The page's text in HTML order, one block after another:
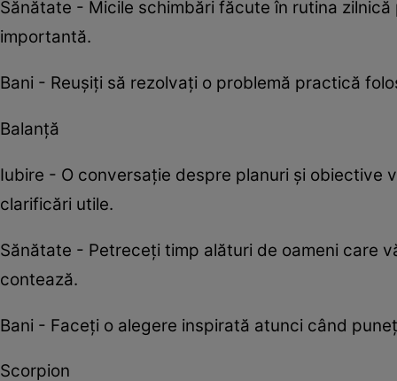
Sănătate - Micile schimbări făcute în rutina
importantă.
Bani - Reușiți să rezolvați o problemă practică
Balanță
Iubire - O conversație despre planuri și obiective
clarificări utile.
Sănătate - Petreceți timp alături de oameni care
contează.
Bani - Faceți o alegere inspirată atunci când
Scorpion